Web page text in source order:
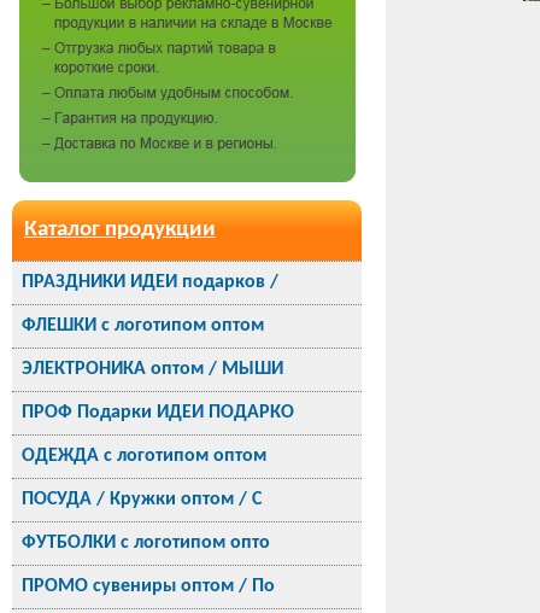
Каталог продукции
ПРАЗДНИКИ ИДЕИ подарков /
ФЛЕШКИ с логотипом оптом
ЭЛЕКТРОНИКА оптом / МЫШИ
ПРОФ Подарки ИДЕИ ПОДАРКО
ОДЕЖДА с логотипом оптом
ПОСУДА / Кружки оптом / С
ФУТБОЛКИ с логотипом опто
ПРОМО сувениры оптом / По